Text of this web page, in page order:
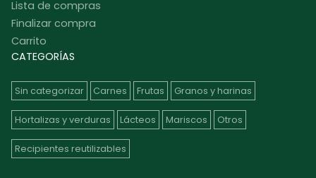
Lista de compras
Finalizar compra
Carrito
CATEGORÍAS
Sin categorizar Carnes Frutas Granos y harinas
Hortalizas y verduras Lácteos Mariscos Otros
Recipientes reutilizables